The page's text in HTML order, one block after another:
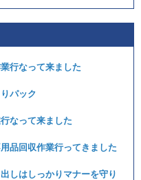
行なって来ました
パック
なって来ました
品回収作業行ってきました
しはしっかりマナーを守り